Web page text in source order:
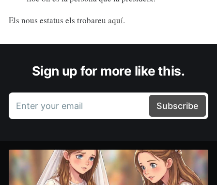
Els nous estatus els trobareu aquí.
Sign up for more like this.
Enter your email Subscribe